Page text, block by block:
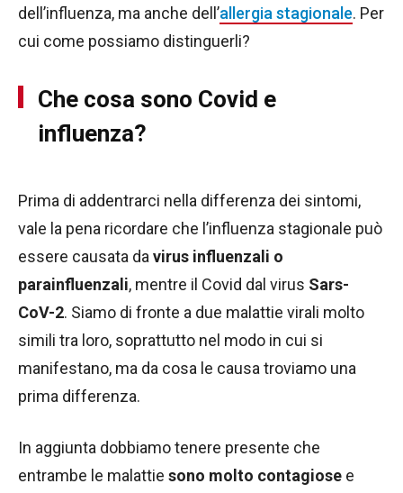
dell’influenza, ma anche dell’allergia stagionale. Per
cui come possiamo distinguerli?
Che cosa sono Covid e
influenza?
Prima di addentrarci nella differenza dei sintomi,
vale la pena ricordare che l’influenza stagionale può
essere causata davirus influenzali o
parainfluenzali, mentre il Covid dal virus Sars-
CoV-2. Siamo di fronte a due malattie virali molto
simili tra loro, soprattutto nel modo in cui si
manifestano, ma da cosa le causa troviamo una
prima differenza.
In aggiunta dobbiamo tenere presente che
entrambe le malattie sono molto contagiose e